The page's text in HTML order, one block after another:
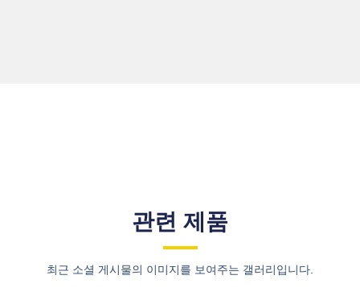
관련 제품
최근 소셜 게시물의 이미지를 보여주는 갤러리입니다.